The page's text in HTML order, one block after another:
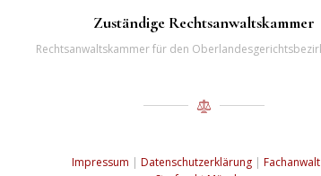
Zuständige Rechtsanwaltskammer
Rechtsanwaltskammer für den
Impressum | Datenschutzerklärung|